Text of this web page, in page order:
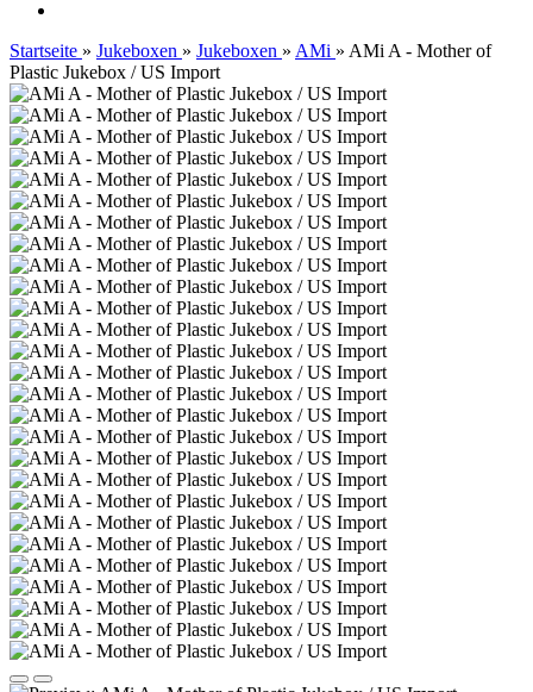
Startseite » Jukeboxen » Jukeboxen » AMi » AMi A - Mother of
Plastic Jukebox / US Import